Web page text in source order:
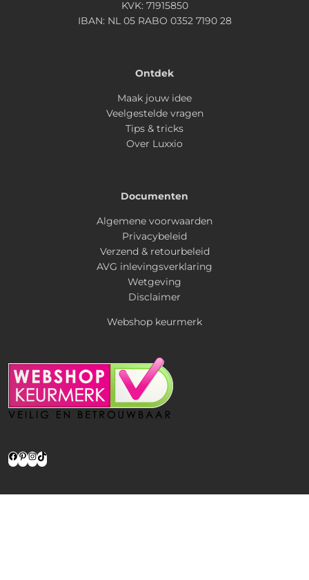
KVK: 71915850
IBAN: NL 05 RABO 0352 7190 28
Ontdek
Maak jouw idee
Veelgestelde vragen
Tips & tricks
Over Luxxio
Documenten
Algemene voorwaarden
Privacybeleid
Verzend & retourbeleid
AVG inlevingsverklaring
Wetgeving
Disclaimer
Webshop keurmerk
Facebook
Pinterest
Instagram
TikTok